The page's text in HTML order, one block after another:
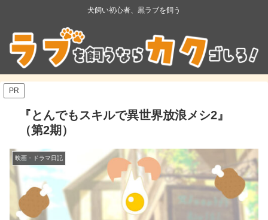
犬飼い初心者、黒ラブを飼う
PR
『とんでもスキルで異世界放浪メシ2』
（第2期）
映画・ドラマ日記